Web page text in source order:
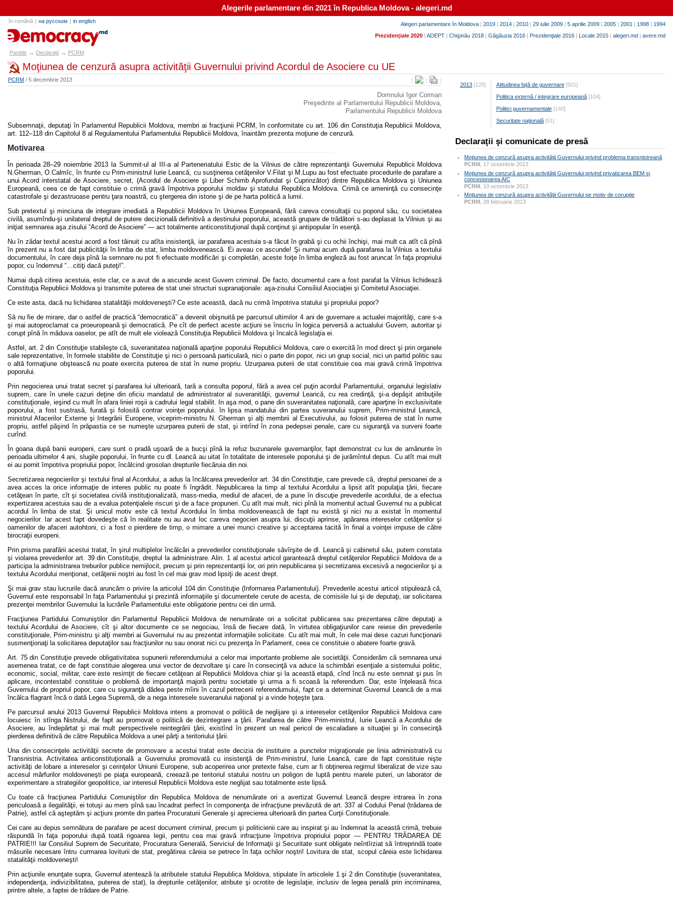
Alegerile parlamentare din 2021 în Republica Moldova - alegeri.md
Alegeri parlamentare în Moldova | 2019 | 2014 | 2010 | 29 iulie 2009 | 5 aprilie 2009 | 2005 | 2001 | 1998 | 1994
Prezidenţiale 2020 | ADEPT | Chişinău 2018 | Găgăuzia 2016 | Prezidenţiale 2016 | Locale 2015 | alegeri.md | avere.md
în română | на русском | in english
partide.md
Partide → Declaraţii → PCRM
Moţiunea de cenzură asupra activităţii Guvernului privind Acordul de Asociere cu UE
| | |
PCRM / 5 decembrie 2013
Domnului Igor Corman
Preşedinte al Parlamentului Republicii Moldova,
Parlamentului Republicii Moldova
Subsemnaţii, deputaţi în Parlamentul Republicii Moldova, membri ai fracţiunii PCRM, în conformitate cu art. 106 din Constituţia Republicii Moldova,
art. 112–118 din Capitolul 8 al Regulamentului Parlamentului Republicii Moldova, înaintăm prezenta moţiune de cenzură.
Motivarea
În perioada 28–29 noiembrie 2013 la Summit-ul al III-a al Parteneriatului Estic de la Vilnius de către reprezentanţii Guvernului Republicii Moldova
N.Gherman, O.Calmîc, în frunte cu Prim-ministrul Iurie Leancă, cu susţinerea cetăţenilor V.Filat şi M.Lupu au fost efectuate procedurile de parafare a
unui Acord interstatal de Asociere, secret, (Acordul de Asociere şi Liber Schimb Aprofundat şi Cuprinzător) dintre Republica Moldova şi Uniunea
Europeană, ceea ce de fapt constituie o crimă gravă împotriva poporului moldav şi statului Republica Moldova. Crimă ce ameninţă cu consecinţe
catastrofale şi dezastruoase pentru ţara noastră, cu ştergerea din istorie şi de pe harta politică a lumii.
Sub pretextul şi minciuna de integrare imediată a Republicii Moldova în Uniunea Europeană, fără careva consultaţii cu poporul său, cu societatea
civilă, asumîndu-şi unilateral dreptul de putere decizională definitivă a destinului poporului, această grupare de trădători s-au deplasat la Vilnius şi au
iniţiat semnarea aşa zisului “Acord de Asociere” — act totalmente anticonstituţional după conţinut şi antipopular în esenţă.
Nu în zădar textul acestui acord a fost tăinuit cu atîta insistenţă, iar parafarea acestuia s-a făcut în grabă şi cu ochii închişi, mai mult ca atît că pînă
în prezent nu a fost dat publicităţii în limba de stat, limba moldovenească. Ei aveau ce ascunde! Şi numai acum după parafarea la Vilnius a textului
documentului, în care deja pînă la semnare nu pot fi efectuate modificări şi completări, aceste foiţe în limba engleză au fost aruncat în faţa propriului
popor, cu îndemnul “…citiţi dacă puteţi!”.
Numai după citirea acestuia, este clar, ce a avut de a ascunde acest Guvern criminal. De facto, documentul care a fost parafat la Vilnius lichidează
Constituţia Republicii Moldova şi transmite puterea de stat unei structuri supranaţionale: aşa-zisului Consiliul Asociaţiei şi Comitetul Asociaţiei.
Ce este asta, dacă nu lichidarea statalităţii moldoveneşti? Ce este această, dacă nu crimă împotriva statului şi propriului popor?
Să nu fie de mirare, dar o astfel de practică “democratică” a devenit obişnuită pe parcursul ultimilor 4 ani de guvernare a actualei majorităţi, care s-a
şi mai autoproclamat ca proeuropeană şi democratică. Pe cît de perfect aceste acţiuni se înscriu în logica perversă a actualului Guvern, autoritar şi
corupt pînă în măduva oaselor, pe atît de mult ele violează Constituţia Republicii Moldova şi încalcă legislaţia ei.
Astfel, art. 2 din Constituţie stabileşte că, suveranitatea naţională aparţine poporului Republicii Moldova, care o exercită în mod direct şi prin organele
sale reprezentative, în formele stabilite de Constituţie şi nici o persoană particulară, nici o parte din popor, nici un grup social, nici un partid politic sau
o altă formaţiune obştească nu poate exercita puterea de stat în nume propriu. Uzurparea puterii de stat constituie cea mai gravă crimă împotriva
poporului.
Prin negocierea unui tratat secret şi parafarea lui ulterioară, tară a consulta poporul, fără a avea cel puţin acordul Parlamentului, organului legislativ
suprem, care în unele cazuri deţine din oficiu mandatul de administrator al suveranităţii, guvernul Leancă, cu rea credinţă, şi-a depăşit atribuţiile
constituţionale, ieşind cu mult în afara liniei roşii a cadrului legal stabilit. In aşa mod, o pane din suveranitatea naţională, care aparţine în exclusivitate
poporului, a fost sustrasă, furată şi folosită contrar voinţei poporului. în lipsa mandatului din partea suveranului suprem, Prim-ministrul Leancă,
ministrul Afacerilor Externe şi Integrării Europene, viceprim-ministru N. Gherman şi alţi membrii al Executivului, au folosit puterea de stat în nume
propriu, astfel păşind în prăpastia ce se numeşte uzurparea puterii de stat, şi intrînd în zona pedepsei penale, care cu siguranţă va surveni foarte
curînd.
În goana după banii europeni, care sunt o pradă uşoară de a bucşi pînă la refuz buzunarele guvernanţilor, fapt demonstrat cu lux de amănunte în
perioada ultimelor 4 ani, slugile poporului, în frunte cu dl. Leancă au uitat în totalitate de interesele poporului şi de jurămîntul depus. Cu atît mai mult
ei au pornit împotriva propriului popor, încâlcind grosolan drepturile fiecăruia din noi.
Secretizarea negocierilor şi textului final al Acordului, a adus la încălcarea prevederilor art. 34 din Constituţie, care prevede că, dreptul persoanei de a
avea acces la orice informaţie de interes public nu poate fi îngrădit. Nepublicarea la timp al textului Acordului a lipsit atît populaţia ţării, fiecare
cetăţean în parte, cît şi societatea civilă instituţionalizată, mass-media, mediul de afaceri, de a pune în discuţie prevederile acordului, de a efectua
expertizarea acestuia sau de a evalua potenţialele riscuri şi de a face propuneri. Cu atît mai mult, nici pînă la momentul actual Guvernul nu a publicat
acordul în limba de stat. Şi unicul motiv este că textul Acordului în limba moldovenească de fapt nu există şi nici nu a existat în momentul
negocierilor. Iar acest fapt dovedeşte că în realitate nu au avut loc careva negocieri asupra lui, discuţii aprinse, apărarea intereselor cetăţenilor şi
oamenilor de afaceri autohtoni, ci a fost o pierdere de timp, o mimare a unei munci creative şi acceptarea tacită în final a voinţei impuse de către
birocraţii europeni.
Prin prisma parafării acestui tratat, în şirul multiplelor încălcări a prevederilor constituţionale săvîrşite de dl. Leancă şi cabinetul său, putem constata
şi violarea prevederilor art. 39 din Constituţie, dreptul la administrare. Alin. 1 al acestui articol garantează dreptul cetăţenilor Republicii Moldova de a
participa la administrarea treburilor publice nemijlocit, precum şi prin reprezentanţii lor, ori prin nepublicarea şi secretizarea excesivă a negocierilor şi a
textului Acordului menţionat, cetăţenii noştri au fost în cel mai grav mod lipsiţi de acest drept.
Şi mai grav stau lucrurile dacă aruncăm o privire la articolul 104 din Constituţie (Informarea Parlamentului). Prevederile acestui articol stipulează că,
Guvernul este responsabil în faţa Parlamentului şi prezintă informaţiile şi documentele cerute de acesta, de comisiile lui şi de deputaţi, iar solicitarea
prezenţei membrilor Guvernului la lucrările Parlamentului este obligatorie pentru cei din urmă.
Fracţiunea Partidului Comuniştilor din Parlamentul Republicii Moldova de nenumărate ori a solicitat publicarea sau prezentarea către deputaţi a
textului Acordului de Asociere, cît şi altor documente ce se negociau, însă de fiecare dată, în virtutea obligaţiunilor care reiese din prevederile
constituţionale, Prim-ministru şi alţi membri ai Guvernului nu au prezentat informaţiile solicitate. Cu atît mai mult, în cele mai dese cazuri funcţionarii
susmenţionaţi la solicitarea deputaţilor sau fracţiunilor nu sau onorat nici cu prezenţa în Parlament, ceea ce constituie o abatere foarte gravă.
Art. 75 din Constituţie prevede obligativitatea supunerii referendumului a celor mai importante probleme ale societăţii. Considerăm că semnarea unui
asemenea tratat, ce de fapt constituie alegerea unui vector de dezvoltare şi care în consecinţă va aduce la schimbări esenţiale a sistemului politic,
economic, social, militar, care este resimţit de fiecare cetăţean al Republicii Moldova chiar şi la această etapă, cînd încă nu este semnat şi pus în
aplicare, incontestabil constituie o problemă de importanţă majoră pentru societate şi urma a fi scoasă la referendum. Dar, este înţeleasă frica
Guvernului de propriul popor, care cu siguranţă dădea peste mîini în cazul petrecerii referendumului, fapt ce a determinat Guvernul Leancă de a mai
încălca flagrant încă o dată Legea Supremă, de a nega interesele suveranului naţional şi a vinde hoţeşte ţara.
Pe parcursul anului 2013 Guvernul Republicii Moldova intens a promovat o politică de neglijare şi a intereselor cetăţenilor Republicii Moldova care
locuiesc în stînga Nistrului, de fapt au promovat o politică de dezintegrare a ţării. Parafarea de către Prim-ministrul, Iurie Leancă a Acordului de
Asociere, au îndepărtat şi mai mult perspectivele reintegrării ţării, existînd în prezent un real pericol de escaladare a situaţiei şi în consecinţă
pierderea definitivă de către Republica Moldova a unei părţi a teritoriului ţării.
Una din consecinţele activităţii secrete de promovare a acestui tratat este decizia de instituire a punctelor migraţionale pe linia administrativă cu
Transnistria. Activitatea anticonstituţională a Guvernului promovată cu insistenţă de Prim-ministrul, Iurie Leancă, care de fapt constituie nişte
activităţi de lobare a intereselor şi cerinţelor Uniunii Europene, sub acoperirea unor pretexte false, cum ar fi obţinerea regimul liberalizat de vize sau
accesul mărfurilor moldoveneşti pe piaţa europeană, creează pe teritoriul statului nostru un poligon de luptă pentru marele puteri, un laborator de
experimentare a strategiilor geopolitice, iar interesul Republicii Moldova este neglijat sau totalmente este lipsă.
Cu toate că fracţiunea Partidului Comuniştilor din Republica Moldova de nenumărate ori a avertizat Guvernul Leancă despre intrarea în zona
periculoasă a ilegalităţii, ei totuşi au mers pînă sau încadrat perfect în componenţa de infracţiune prevăzută de art. 337 al Codului Penal (trădarea de
Patrie), astfel că aşteptăm şi acţiuni promte din partea Procuraturii Generale şi aprecierea ulterioară din partea Curţii Constituţionale.
Cei care au depus semnătura de parafare pe acest document criminal, precum şi politicienii care au inspirat şi au îndemnat la această crimă, trebuie
răspundă în faţa poporului după toată rigoarea legii, pentru cea mai gravă infracţiune împotriva propriului popor — PENTRU TRĂDAREA DE
PATRIE!!! Iar Consiliul Suprem de Securitate, Procuratura Generală, Serviciul de Informaţii şi Securitate sunt obligate neîntîrziat să întreprindă toate
măsurile necesare întru curmarea loviturii de stat, pregătirea căreia se petrece în faţa ochilor noştri! Lovitura de stat, scopul căreia este lichidarea
statalităţii moldoveneşti!
Prin acţiunile enunţate supra, Guvernul atentează la atributele statului Republica Moldova, stipulate în articolele 1 şi 2 din Constituţie (suveranitatea,
independenţa, indivizibilitatea, puterea de stat), la drepturile cetăţenilor, atribute şi ocrotite de legislaţie, inclusiv de legea penală prin incriminarea,
printre altele, a faptei de trădare de Patrie.
2013[120] Atitudinea faţă de guvernare[501]
Politica externă / integrare europeană[104]
Politici guvernamentale[140]
Securitate naţională[51]
Declaraţii şi comunicate de presă
Moţiunea de cenzură asupra activităţii Guvernului privind problema transnistreană
PCRM , 17 octombrie 2013
Moţiunea de cenzură asupra activităţii Guvernului privind privatizarea BEM şi
concesionarea AIC
PCRM , 10 octombrie 2013
Moţiunea de cenzură asupra activităţii Guvernului pe motiv de corupţie
PCRM , 28 februarie 2013